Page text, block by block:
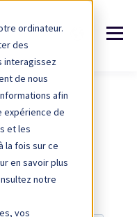
ordinateur.
des
interagissez
de nous
afin
expérience de
et les
la fois sur ce
en savoir plus
notre
vos